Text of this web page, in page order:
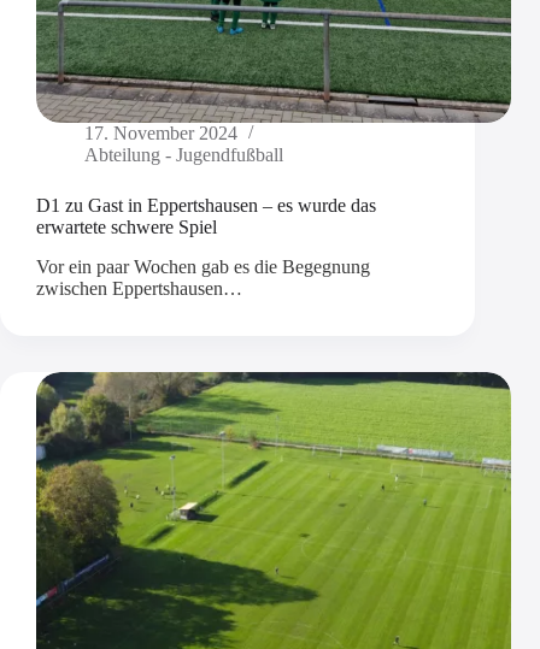
17. November 2024
Abteilung - Jugendfußball
D1 zu Gast in Eppertshausen – es wurde das
erwartete schwere Spiel
Vor ein paar Wochen gab es die Begegnung
zwischen Eppertshausen…